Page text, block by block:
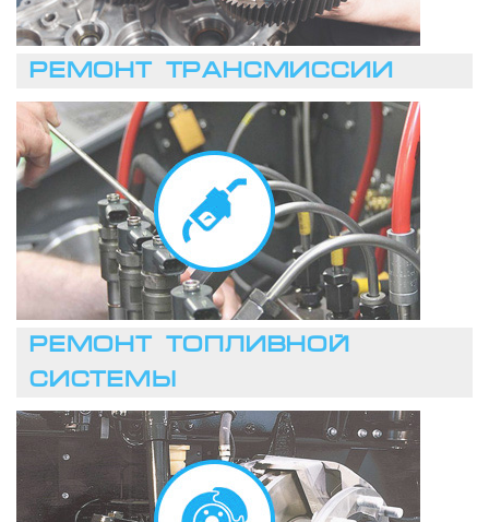
РЕМОНТ ТРАНСМИССИИ
ЗАПИСАТЬСЯ
РЕМОНТ ТОПЛИВНОЙ
СИСТЕМЫ
ЗАПИСАТЬСЯ